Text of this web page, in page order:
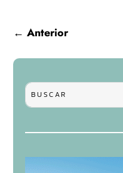
←Anterior